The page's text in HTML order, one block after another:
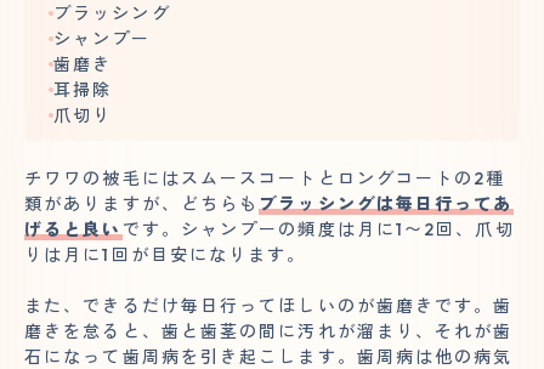
ブラッシング
シャンプー
歯磨き
耳掃除
爪切り
チワワの被毛にはスムースコートとロングコートの2種
類がありますが、どちらも ブラッシングは毎日行ってあ
げると良い です。シャンプーの頻度は月に1〜2回、爪切
りは月に1回が目安になります。
また、できるだけ毎日行ってほしいのが歯磨きです。歯
磨きを怠ると、歯と歯茎の間に汚れが溜まり、それが歯
石になって歯周病を引き起こします。歯周病は他の病気